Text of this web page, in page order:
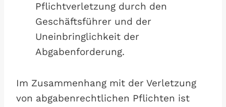
Pflichtverletzung durch den
Geschäftsführer und der
Uneinbringlichkeit der
Abgabenforderung.
Im Zusammenhang mit der Verletzung
von abgabenrechtlichen Pflichten ist